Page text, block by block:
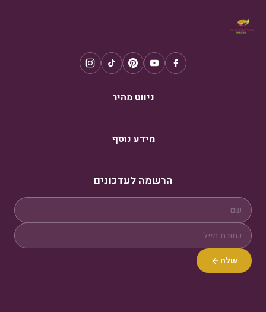
ניווט מהיר
מידע נוסף
הרשמה לעדכונים
שלח